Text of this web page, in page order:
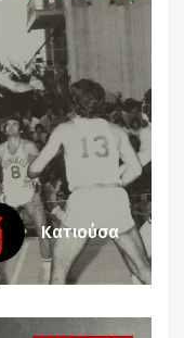
Κατιούσα